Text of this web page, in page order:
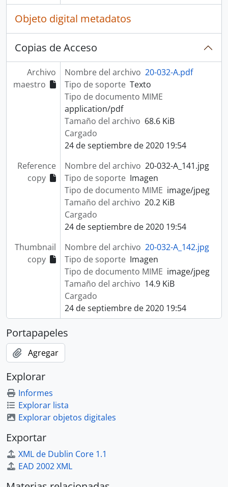
Objeto digital metadatos
Copias de Acceso
Archivo
maestro
Nombre del archivo 20-032-A.pdf
Tipo de soporte Texto
Tipo de documento MIME
application/pdf
Tamaño del archivo 68.6 KiB
Cargado
24 de septiembre de 2020 19:54
Reference
copy
Nombre del archivo 20-032-A_141.jpg
Tipo de soporte Imagen
Tipo de documento MIME image/jpeg
Tamaño del archivo 20.2 KiB
Cargado
24 de septiembre de 2020 19:54
Thumbnail
copy
Nombre del archivo 20-032-A_142.jpg
Tipo de soporte Imagen
Tipo de documento MIME image/jpeg
Tamaño del archivo 14.9 KiB
Cargado
24 de septiembre de 2020 19:54
Portapapeles
Agregar
Explorar
Informes
Explorar lista
Explorar objetos digitales
Exportar
XML de Dublin Core 1.1
EAD 2002 XML